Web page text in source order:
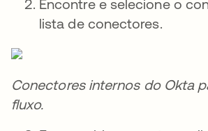
Encontre e selecione o
lista de conectores.
Conectores internos do Okta
fluxo.